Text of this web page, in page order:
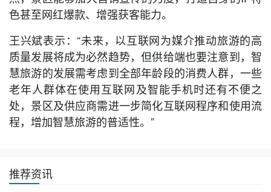
色甚至网红爆款、增强获客能力。
王兴斌表示：“未来，以互联网为媒介推动旅游的高
质量发展将成为必然趋势，但供给端也要注意到，智
慧旅游的发展需考虑到全部年龄段的消费人群，一些
老年人群体在使用互联网及智能手机时还有不便之
处，景区及供应商需进一步简化互联网程序和使用流
程，增加智慧旅游的普适性。”
推荐资讯